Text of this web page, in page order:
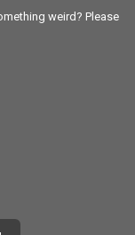
weird? Please